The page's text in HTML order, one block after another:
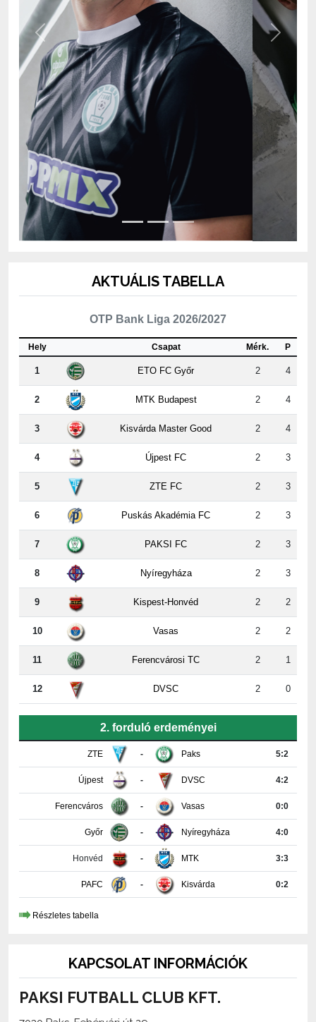
Previous Next
OTP Bank Liga 2026/2027
Csapat
1 ETO FC Győr 2 4
2 MTK Budapest 2 4
3 Kisvárda Master Good 2 4
4 Újpest FC 2 3
5 ZTE FC 2 3
6 Puskás Akadémia FC 2 3
7 PAKSI FC 2 3
8 Nyíregyháza 2 3
9 Kispest-Honvéd 2 2
10 Vasas 2 2
11 Ferencvárosi TC 2 1
12 DVSC 2 0
ZTE - Paks
Újpest DVSC 4:2
Ferencváros Vasas 0:0
Győr Nyíregyháza 4:0
Honvéd MTK 3:3
PAFC Kisvárda 0:2
Részletes tabella
PAKSI FUTBALL CLUB KFT.
7030 Paks, Fehérvári út 29.